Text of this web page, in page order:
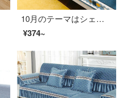
10月のテーマはシェニールのソファマット四季通用の滑り止め高級クッションに北欧のシンプルなソファーカバーを厚くした全カバーの小さい女の子90 X 90 cmです。
¥374~